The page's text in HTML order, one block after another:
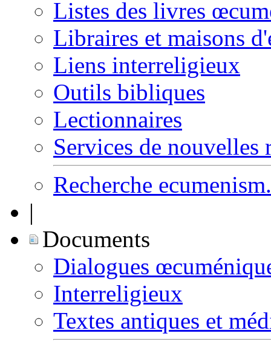
Listes des livres
Libraires et maisons
Liens interreligieux
Outils bibliques
Lectionnaires
Services de nouvelles
Recherche
|
Documents
Dialogues
Interreligieux
Textes antiques et